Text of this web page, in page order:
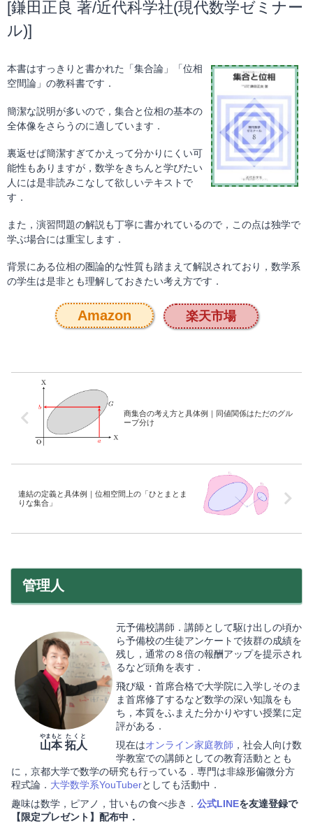
[鎌田正良 著/近代科学社(現代数学ゼミナー
ル)]
本書はすっきりと書かれた「集合論」「位相
空間論」の教科書です．
簡潔な説明が多いので，集合と位相の基本の
全体像をさらうのに適しています．
裏返せば簡潔すぎてかえって分かりにくい可
能性もありますが，数学をきちんと学びたい
人には是非読みこなして欲しいテキストで
す．
また，演習問題の解説も丁寧に書かれているので，この点は独学で
学ぶ場合には重宝します．
背景にある位相の圏論的な性質も踏まえて解説されており，数学系
の学生は是非とも理解しておきたい考え方です．
Amazon 楽天市場
商集合の考え方と具体例｜同値関係はただのグル
ープ分け
連結の定義と具体例｜位相空間上の「ひとまとま
りな集合」
管理人
山本
やまもと
拓人
たくと
元予備校講師．講師として駆け出しの頃か
ら予備校の生徒アンケートで抜群の成績を
残し，通常の８倍の報酬アップを提示され
るなど頭角を表す．
飛び級・首席合格で大学院に入学しそのま
ま首席修了するなど数学の深い知識をも
ち，本質をふまえた分かりやすい授業に定
評がある．
現在はオンライン家庭教師 ，社会人向け数
学教室での講師としての教育活動ととも
に，京都大学で数学の研究も行っている．専門は非線形偏微分方
程式論． 大学数学系YouTuberとしても活動中．
趣味は数学，ピアノ，甘いもの食べ歩き． 公式LINEを友達登録で
【限定プレゼント】配布中．